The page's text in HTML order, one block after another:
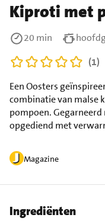
Kiproti met
Magazine
Een Oosters
combinatie van malse
pompoen.
opgediend met
20 min
(1)
Ingrediënten